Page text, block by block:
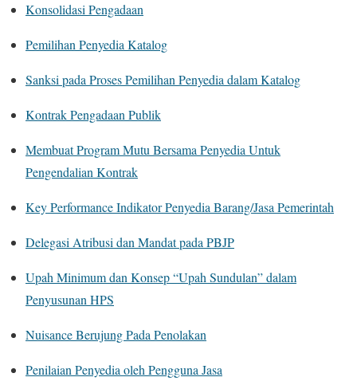
Konsolidasi Pengadaan
Pemilihan Penyedia Katalog
Sanksi pada Proses Pemilihan Penyedia dalam Katalog
Kontrak Pengadaan Publik
Membuat Program Mutu Bersama Penyedia Untuk
Pengendalian Kontrak
Key Performance Indikator Penyedia Barang/Jasa Pemerintah
Delegasi Atribusi dan Mandat pada PBJP
Upah Minimum dan Konsep “Upah Sundulan” dalam
Penyusunan HPS
Nuisance Berujung Pada Penolakan
Penilaian Penyedia oleh Pengguna Jasa